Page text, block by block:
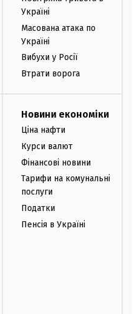
Україні
Масована атака по
Україні
Вибухи у Росії
Втрати ворога
Новини економіки
Ціна нафти
Курси валют
Фінансові новини
Тарифи на комунальні
послуги
Податки
Пенсія в Україні